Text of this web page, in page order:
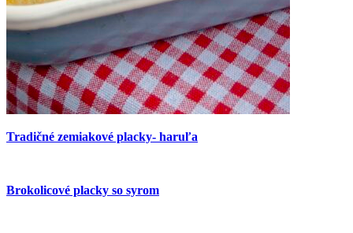
Tradičné zemiakové placky- haruľa
Brokolicové placky so syrom